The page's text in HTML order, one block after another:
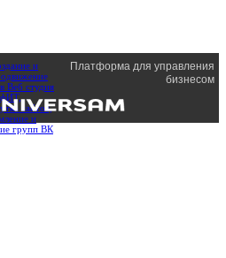
Платформа для управления
бизнесом